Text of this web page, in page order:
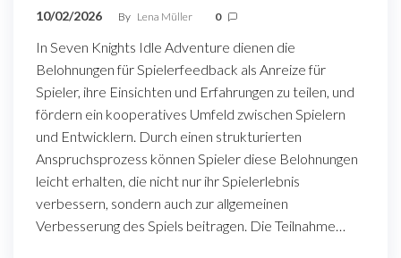
10/02/2026 By Lena Müller 0
In Seven Knights Idle Adventure dienen die
Belohnungen für Spielerfeedback als Anreize für
Spieler, ihre Einsichten und Erfahrungen zu teilen, und
fördern ein kooperatives Umfeld zwischen Spielern
und Entwicklern. Durch einen strukturierten
Anspruchsprozess können Spieler diese Belohnungen
leicht erhalten, die nicht nur ihr Spielerlebnis
verbessern, sondern auch zur allgemeinen
Verbesserung des Spiels beitragen. Die Teilnahme…